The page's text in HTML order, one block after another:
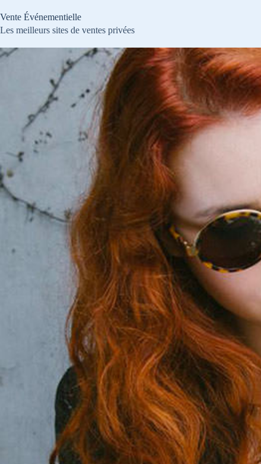
au
contenu
Vente Événementielle
Les meilleurs sites de ventes privées